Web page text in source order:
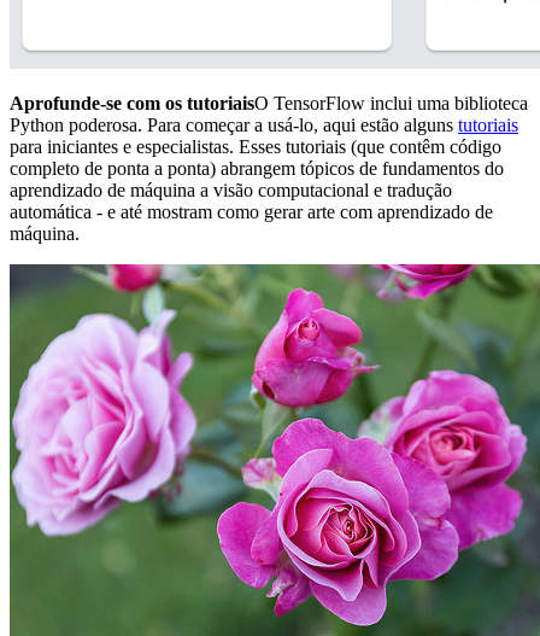
Aprofunde-se com os tutoriaisO TensorFlow inclui uma biblioteca
Python poderosa. Para começar a usá-lo, aqui estão alguns tutoriais
para iniciantes e especialistas. Esses tutoriais (que contêm código
completo de ponta a ponta) abrangem tópicos de fundamentos do
aprendizado de máquina a visão computacional e tradução
automática - e até mostram como gerar arte com aprendizado de
máquina.